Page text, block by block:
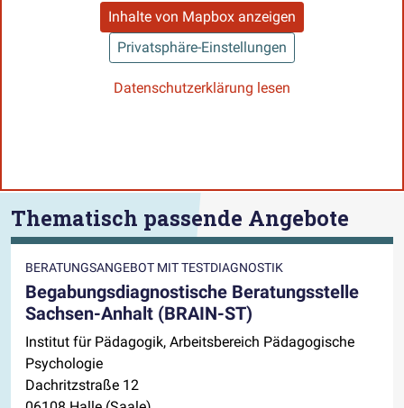
Inhalte von Mapbox anzeigen
Privatsphäre-Einstellungen
Datenschutzerklärung lesen
Thematisch passende Angebote
BERATUNGSANGEBOT MIT TESTDIAGNOSTIK
Begabungsdiagnostische Beratungsstelle
Sachsen-Anhalt (BRAIN-ST)
Institut für Pädagogik, Arbeitsbereich Pädagogische
Psychologie
Dachritzstraße 12